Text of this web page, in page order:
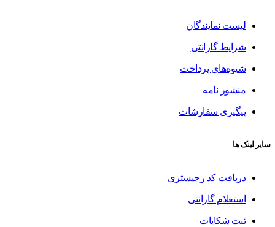
لیست نمایندگان
شرایط گارانتی
شیوه‌های پرداخت
منشور نامه
پیگیری سفارشات
سایر لینک ها
دریافت کد رجیستری
استعلام گارانتی
ثبت شکایات